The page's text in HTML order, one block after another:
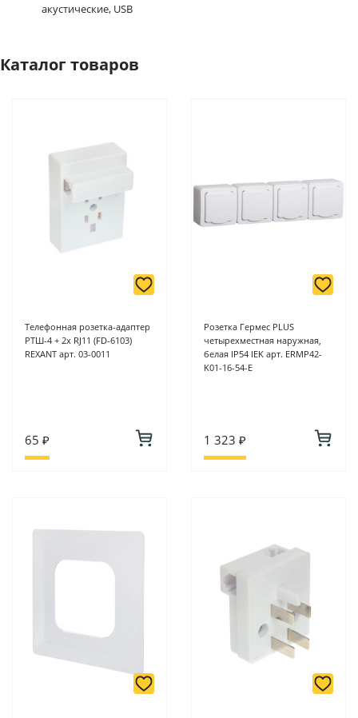
акустические, USB
Каталог товаров
Телефонная розетка-адаптер
РТШ-4 + 2x RJ11 (FD-6103)
REXANT арт. 03-0011
65 ₽
Розетка Гермес PLUS
четырехместная наружная,
белая IP54 IEK арт. ERMP42-
K01-16-54-E
1 323 ₽